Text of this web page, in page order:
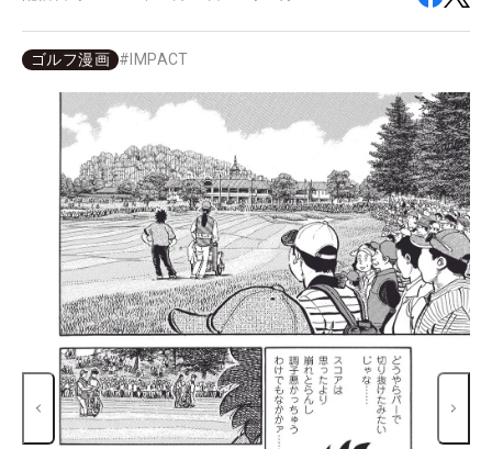
ゴルフ漫画 # IMPACT